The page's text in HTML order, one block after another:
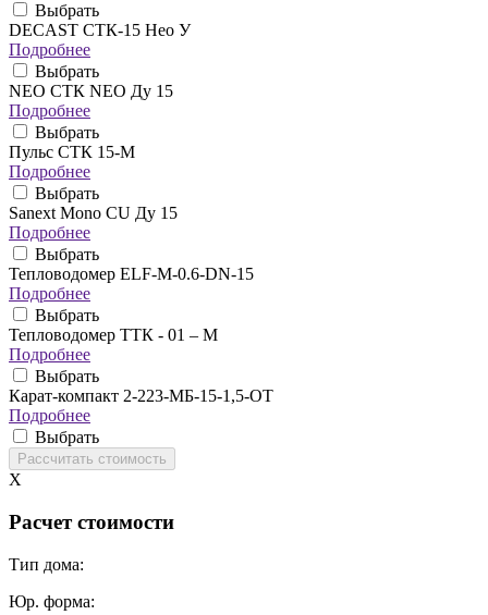
Выбрать
DECAST СТК-15 Нео У
Подробнее
Выбрать
NEO CТК NEO Ду 15
Подробнее
Выбрать
Пульс СТК 15-М
Подробнее
Выбрать
Sanext Mono CU Ду 15
Подробнее
Выбрать
Тепловодомер ELF-M-0.6-DN-15
Подробнее
Выбрать
Тепловодомер ТТК - 01 – М
Подробнее
Выбрать
Карат-компакт 2-223-МБ-15-1,5-ОТ
Подробнее
Выбрать
X
Расчет стоимости
Тип дома:
Юр. форма: